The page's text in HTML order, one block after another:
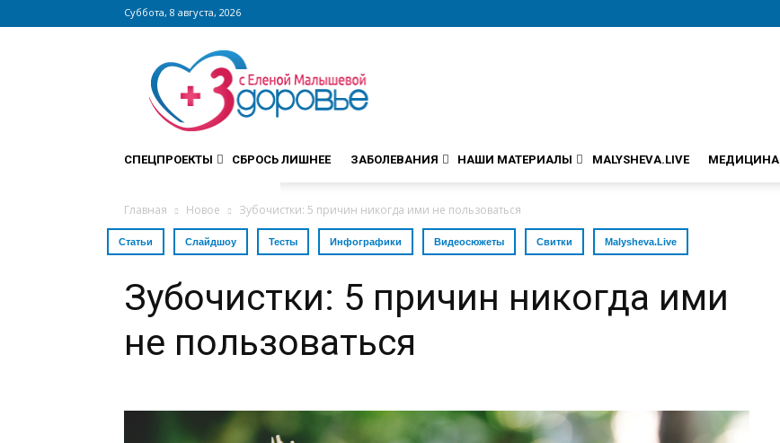
Суббота, 8 августа, 2026
Сайт
zdorovieinfo.ru
крупнейший
медицинский
интернет-
СПЕЦПРОЕКТЫ СБРОСЬ ЛИШНЕЕ ЗАБОЛЕВАНИЯ НАШИ МАТЕРИАЛЫ MALYSHEVA.LIVE МЕДИЦИНА
Главная Новое Зубочистки: 5 причин никогда ими не пользоваться
Статьи Слайдшоу Тесты Инфографики Видеосюжеты Свитки Malysheva.Live
Зубочистки: 5 причин никогда ими
не пользоваться